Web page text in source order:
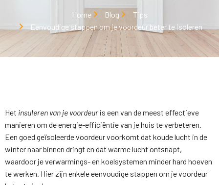
Home Blog
Tips
Eenvoudige stappen om je voordeur beter te isoleren
Het insuleren van je voordeur is een van de meest effectieve
manieren om de energie-efficiëntie van je huis te verbeteren.
Een goed geïsoleerde voordeur voorkomt dat koude lucht in de
winter naar binnen dringt en dat warme lucht ontsnapt,
waardoor je verwarmings- en koelsystemen minder hard hoeven
te werken. Hier zijn enkele eenvoudige stappen om je voordeur